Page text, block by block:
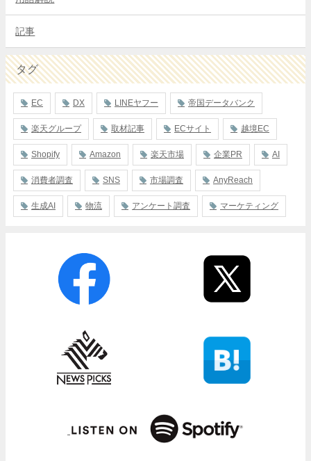
記事
タグ
EC DX LINEヤフー 帝国データバンク
楽天グループ 取材記事 ECサイト 越境EC
Shopify Amazon 楽天市場 企業PR AI
消費者調査 SNS 市場調査 AnyReach
生成AI 物流 アンケート調査 マーケティング